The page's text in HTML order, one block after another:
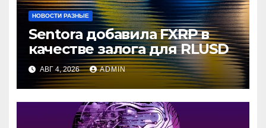
НОВОСТИ РАЗНЫЕ
Sentora добавила FXRP в
качестве залога для RLUSD
АВГ 4, 2026 ADMIN